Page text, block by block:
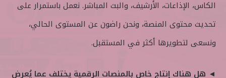
الكاس، الإذاعات، الأرشيف، والبث المباشر. نعمل باستمرار على
تحديث محتوى المنصة، ونحن راضون عن المستوى الحالي،
ونسعى لتطويرها أكثر في المستقبل.
◄ هل هناك إنتاج خاص بالمنصات الرقمية يختلف عما يُعرض